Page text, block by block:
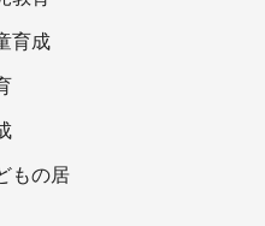
育成
もの居